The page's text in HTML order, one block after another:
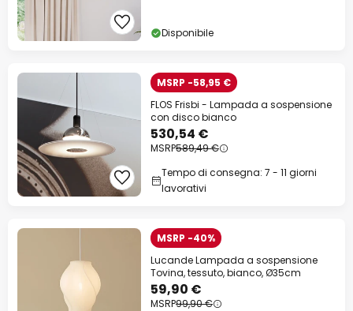
Disponibile
MSRP -58,95 €
FLOS Frisbi - Lampada a sospensione
con disco bianco
530,54 €
MSRP589,49 €
Tempo di consegna: 7 - 11 giorni
lavorativi
MSRP -40%
Lucande Lampada a sospensione
Tovina, tessuto, bianco, Ø35cm
59,90 €
MSRP99,90 €